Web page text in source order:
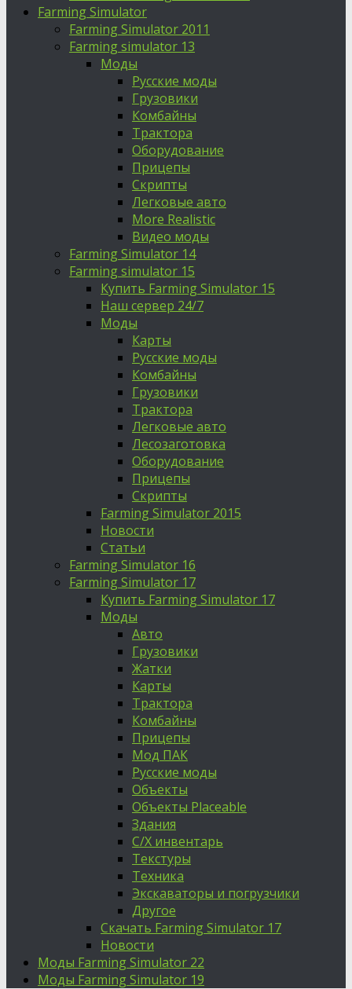
Farming Simulator
Farming Simulator 2011
Farming simulator 13
Моды
Русские моды
Грузовики
Комбайны
Трактора
Оборудование
Прицепы
Скрипты
Легковые авто
More Realistic
Видео моды
Farming Simulator 14
Farming simulator 15
Купить Farming Simulator 15
Наш сервер 24/7
Моды
Карты
Русские моды
Комбайны
Грузовики
Трактора
Легковые авто
Лесозаготовка
Оборудование
Прицепы
Скрипты
Farming Simulator 2015
Новости
Статьи
Farming Simulator 16
Farming Simulator 17
Купить Farming Simulator 17
Моды
Авто
Грузовики
Жатки
Карты
Трактора
Комбайны
Прицепы
Мод ПАК
Русские моды
Объекты
Объекты Placeable
Здания
С/Х инвентарь
Текстуры
Техника
Экскаваторы и погрузчики
Другое
Скачать Farming Simulator 17
Новости
Моды Farming Simulator 22
Моды Farming Simulator 19